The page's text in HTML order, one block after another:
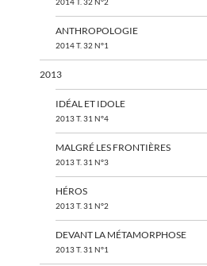
2014 T. 32 N°2
ANTHROPOLOGIE
2014 T. 32 N°1
2013
IDÉAL ET IDOLE
2013 T. 31 N°4
MALGRÉ LES FRONTIÈRES
2013 T. 31 N°3
HÉROS
2013 T. 31 N°2
DEVANT LA MÉTAMORPHOSE
2013 T. 31 N°1